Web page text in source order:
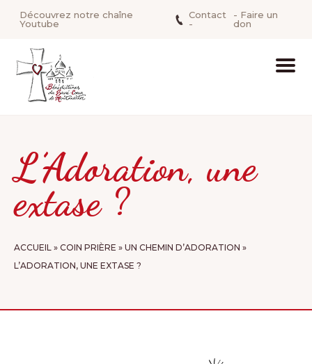
Découvrez notre chaîne
Youtube
Contact
-
- Faire un
don
L’Adoration, une
extase ?
ACCUEIL » COIN PRIÈRE » UN CHEMIN D’ADORATION »
L’ADORATION, UNE EXTASE ?